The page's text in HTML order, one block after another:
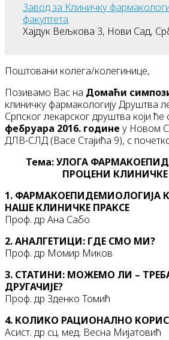
Завод за Клиничку
факултета
Хајдук Вељкова 3, Нови Сад,
Поштовани колега/колегинице,
Позивамо Вас на Домаћи
клиничку фармакологију Друштва
Српског лекарског друштва који ће
фебруара 2016. године у Новом
ДЛВ-СЛД (Васе Стајића 9), с
Тема: УЛОГА
ПРОЦЕНИ КЛИНИЧКЕ
1. ФАРМАКОЕПИДЕМИОЛОГИЈА
НАШЕ КЛИНИЧКЕ ПРАКСЕ
Проф. др Ана Сабо
2. АНАЛГЕТИЦИ: ГДЕ СМО МИ?
Проф. др Момир Миков
3. СТАТИНИ: МОЖЕМО ЛИ –
ДРУГАЧИЈЕ?
Проф. др Зденко Томић
4. КОЛИКО РАЦИОНАЛНО
Асист. др сц. мед. Весна Мијатовић